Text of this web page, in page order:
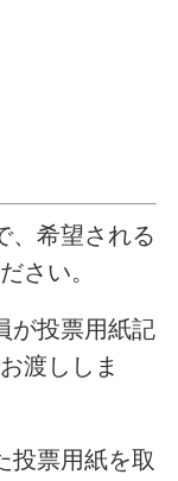
希望される
さい。
が投票用紙記
渡ししま
票用紙を取